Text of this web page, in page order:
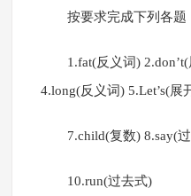
按要求完成下列各题
1.fat(反义词)
4.long(反义词) 5.Let’s(展
7.child(复数) 8.say(
10.run(过去式)